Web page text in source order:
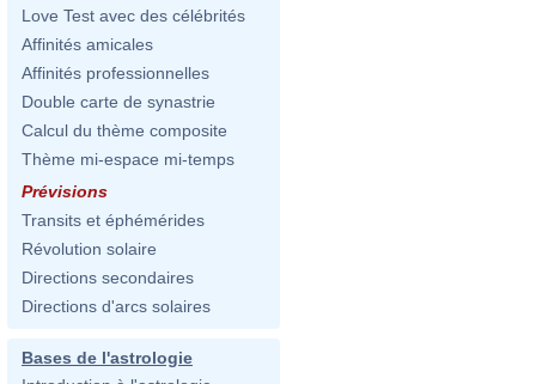
Love Test avec des célébrités
Affinités amicales
Affinités professionnelles
Double carte de synastrie
Calcul du thème composite
Thème mi-espace mi-temps
Prévisions
Transits et éphémérides
Révolution solaire
Directions secondaires
Directions d'arcs solaires
Bases de l'astrologie